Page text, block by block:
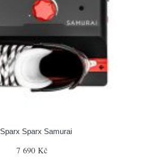
Sparx Sparx Samurai
7 690 Kč